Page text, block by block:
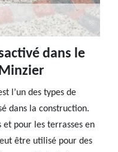
dans le
l’un des types de
dans la construction.
et pour les terrasses en
être utilisé pour des